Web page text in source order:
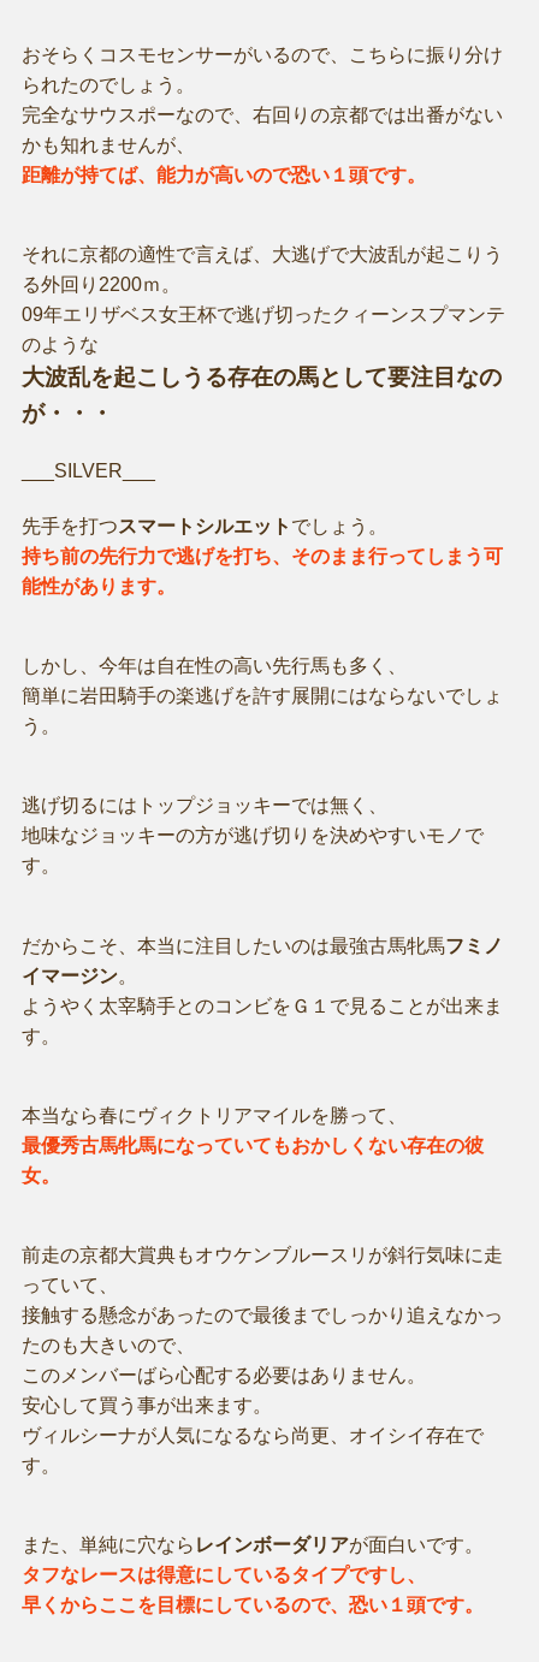
おそらくコスモセンサーがいるので、こちらに振り分け
られたのでしょう。
完全なサウスポーなので、右回りの京都では出番がない
かも知れませんが、
距離が持てば、能力が高いので恐い１頭です。
それに京都の適性で言えば、大逃げで大波乱が起こりう
る外回り2200ｍ。
09年エリザベス女王杯で逃げ切ったクィーンスプマンテ
のような
大波乱を起こしうる存在の馬として要注目なの
が・・・
___SILVER___
先手を打つスマートシルエット でしょう。
持ち前の先行力で逃げを打ち、そのまま行ってしまう可
能性があります。
しかし、今年は自在性の高い先行馬も多く、
簡単に岩田騎手の楽逃げを許す展開にはならないでしょ
う。
逃げ切るにはトップジョッキーでは無く、
地味なジョッキーの方が逃げ切りを決めやすいモノで
す。
だからこそ、本当に注目したいのは最強古馬牝馬フミノ
イマージン。
ようやく太宰騎手とのコンビをＧ１で見ることが出来ま
す。
本当なら春にヴィクトリアマイルを勝って、
最優秀古馬牝馬になっていてもおかしくない存在の彼
女。
前走の京都大賞典もオウケンブルースリが斜行気味に走
っていて、
接触する懸念があったので最後までしっかり追えなかっ
たのも大きいので、
このメンバーばら心配する必要はありません。
安心して買う事が出来ます。
ヴィルシーナが人気になるなら尚更、オイシイ存在で
す。
また、単純に穴なら レインボーダリアが面白いです。
タフなレースは得意にしているタイプですし、
早くからここを目標にしているので、恐い１頭です。